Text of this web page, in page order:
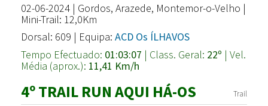
02-06-2024 | Gordos, Arazede, Montemor-o-Velho |
Mini-Trail: 12,0Km
Dorsal: 609 | Equipa: ACD Os ÍLHAVOS
Tempo Efectuado: 01:03:07 | Class. Geral: 22º | Vel.
Média (aprox.): 11,41 Km/h
4º TRAIL RUN AQUI HÁ-OS Trail